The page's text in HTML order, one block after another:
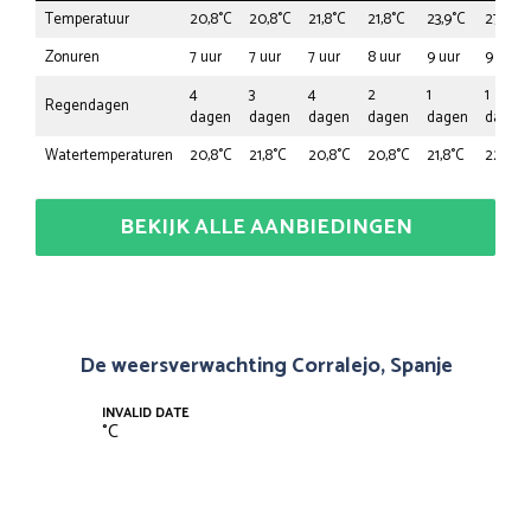
Temperatuur
20,8°C 20,8°C 21,8°C 21,8°C 23,9°C
27,0°C
Zonuren
7 uur 7 uur 7 uur 8 uur 9 uur
9 uur
Regendagen
4
dagen
3
dagen
4
dagen
2
dagen
1
dagen
1
dagen
Watertemperaturen
20,8°C 21,8°C 20,8°C 20,8°C 21,8°C 22,9°C
BEKIJK ALLE AANBIEDINGEN
De weersverwachting Corralejo, Spanje
INVALID DATE
°C